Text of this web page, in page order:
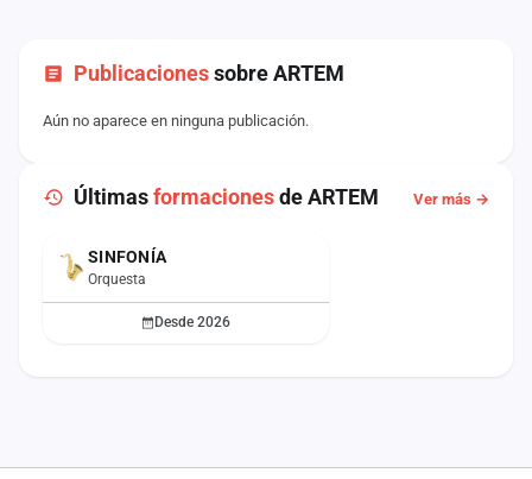
Publicacionessobre ARTEM
Aún no aparece en ninguna publicación.
Últimasformacionesde ARTEM Ver más →
ACTUALSINFONÍA
Orquesta
Desde 2026